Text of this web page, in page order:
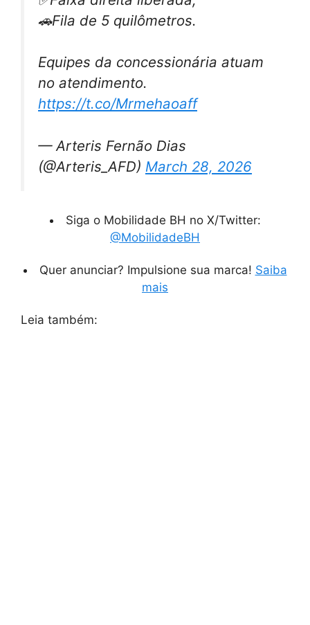
🚗Fila de 5 quilômetros.
Equipes da concessionária atuam
no atendimento.
https://t.co/Mrmehaoaff
— Arteris Fernão Dias
(@Arteris_AFD) March 28, 2026
Siga o Mobilidade BH no X/Twitter:
@MobilidadeBH
Quer anunciar? Impulsione sua marca! Saiba
mais
Leia também: